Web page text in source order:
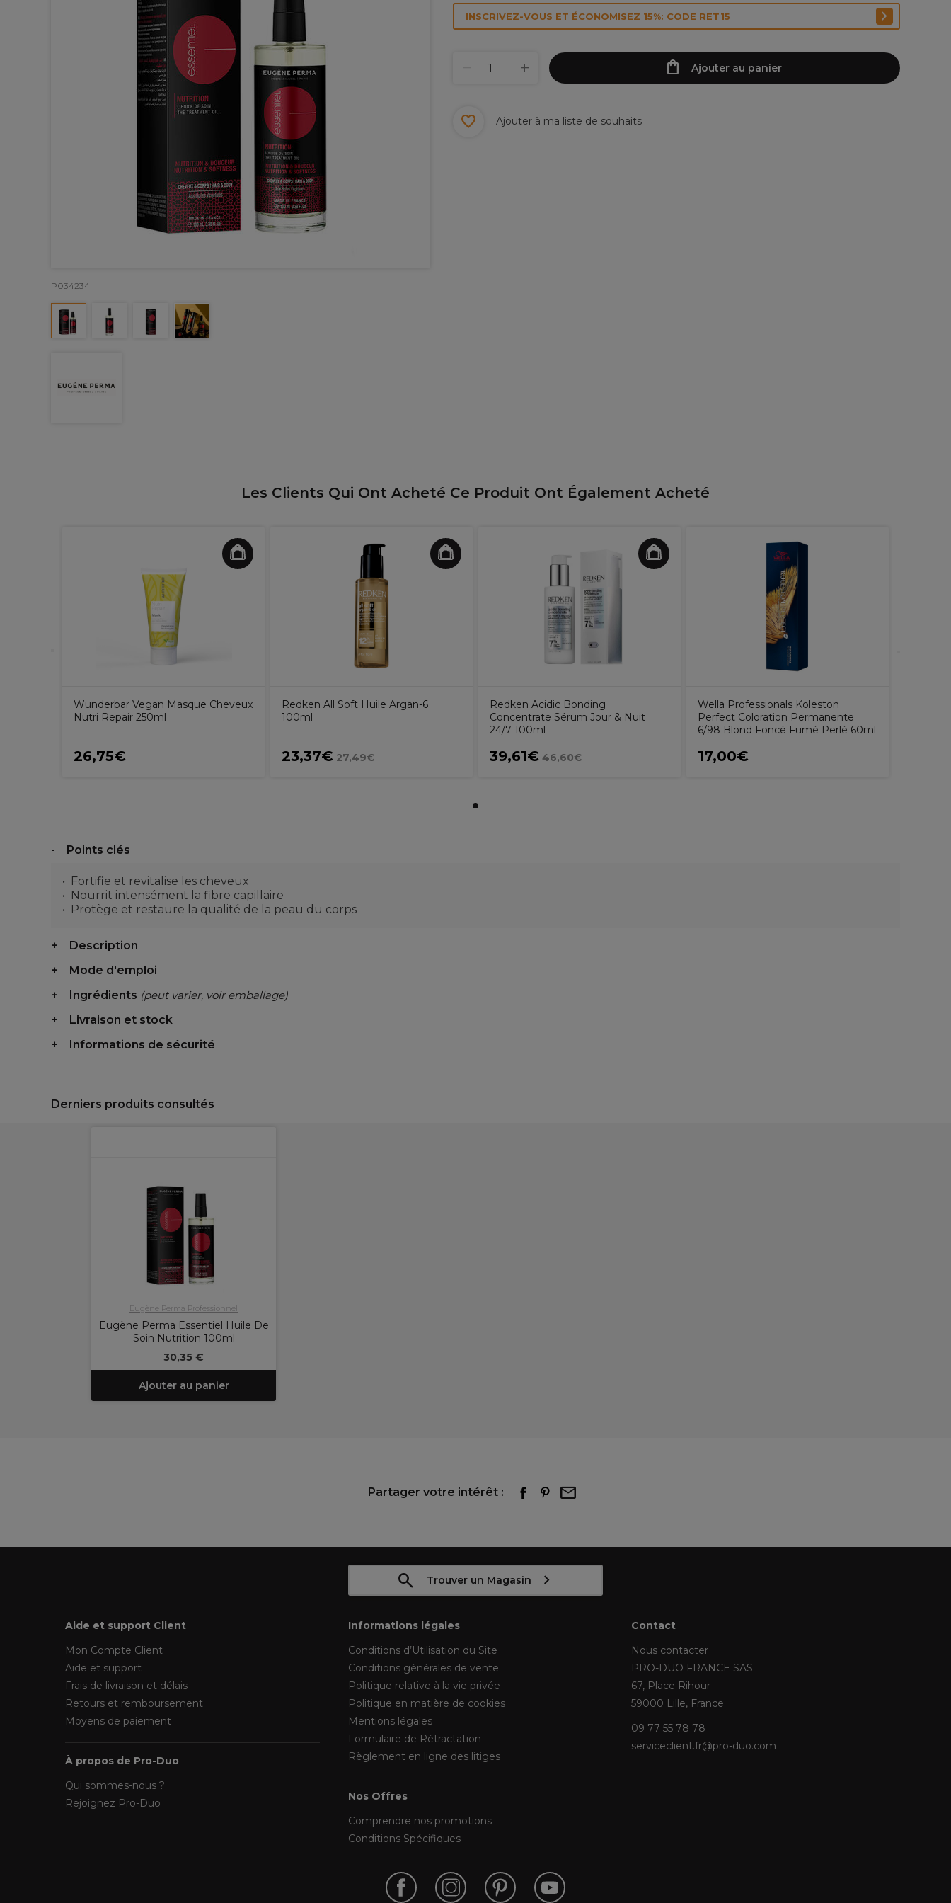
P034234
INSCRIVEZ-VOUS ET ÉCONOMISEZ 15%: CODE RET15
Ajouter au panier
Ajouter à ma liste de souhaits
Les Clients Qui Ont Acheté Ce Produit Ont Également Acheté
Wunderbar Vegan Masque Cheveux
Nutri Repair 250ml
26,75€
Redken All Soft Huile Argan-6
100ml
23,37€ 27,49€
Redken Acidic Bonding
Concentrate Sérum Jour & Nuit
24/7 100ml
39,61€ 46,60€
Wella Professionals Koleston
Perfect Coloration Permanente
6/98 Blond Foncé Fumé Perlé 60ml
17,00€
Points clés
Fortifie et revitalise les cheveux
Nourrit intensément la fibre capillaire
Protège et restaure la qualité de la peau du corps
Description
Mode d'emploi
Ingrédients (peut varier, voir emballage)
Livraison et stock
Informations de sécurité
Derniers produits consultés
Eugène Perma Professionnel
Eugène Perma Essentiel Huile De
Soin Nutrition 100ml
30,35 €
Ajouter au panier
Partager votre intérêt :
Trouver un Magasin
Aide et support Client
Mon Compte Client
Aide et support
Frais de livraison et délais
Retours et remboursement
Moyens de paiement
À propos de Pro-Duo
Qui sommes-nous ?
Rejoignez Pro-Duo
Informations légales
Conditions d’Utilisation du Site
Conditions générales de vente
Politique relative à la vie privée
Politique en matière de cookies
Mentions légales
Formulaire de Rétractation
Règlement en ligne des litiges
Nos Offres
Comprendre nos promotions
Conditions Spécifiques
Contact
Nous contacter
PRO-DUO FRANCE SAS
67, Place Rihour
59000 Lille, France
09 77 55 78 78
serviceclient.fr@pro-duo.com